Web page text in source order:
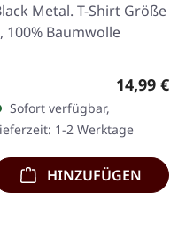
Metal. T-Shirt Größe
100% Baumwolle
14,99 €
Sofort verfügbar,
1-2 Werktage
HINZUFÜGEN